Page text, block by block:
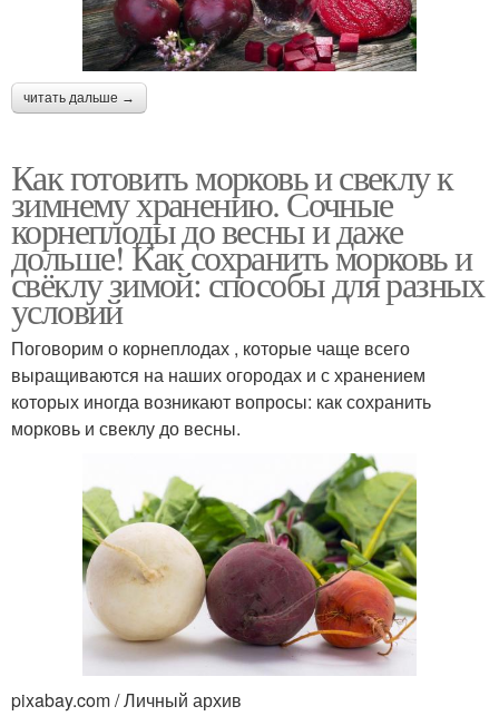
читать дальше →
Как готовить морковь и свеклу к
зимнему хранению. Сочные
корнеплоды до весны и даже
дольше! Как сохранить морковь и
свёклу зимой: способы для разных
условий
Поговорим о корнеплодах , которые чаще всего
выращиваются на наших огородах и с хранением
которых иногда возникают вопросы: как сохранить
морковь и свеклу до весны.
pixabay.com / Личный архив